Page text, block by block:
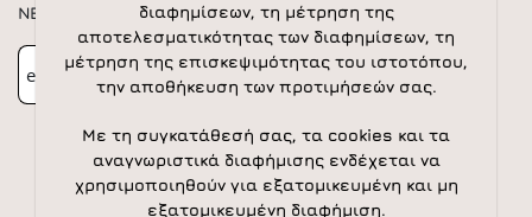
NEWSLETTER
Newsletter Subscribe
διαφημίσεων, τη μέτρηση της
αποτελεσματικότητας των διαφημίσεων, τη
μέτρηση της επισκεψιμότητας του ιστοτόπου,
την αποθήκευση των προτιμήσεών σας.
Με τη συγκατάθεσή σας, τα cookies και τα
αναγνωριστικά διαφήμισης ενδέχεται να
χρησιμοποιηθούν για εξατομικευμένη και μη
εξατομικευμένη διαφήμιση.